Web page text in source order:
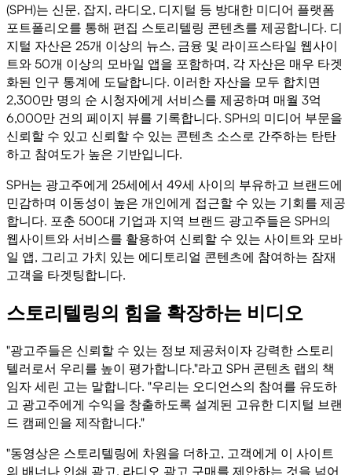
(SPH)는 신문, 잡지, 라디오, 디지털 등 방대한 미디어 플랫폼
포트폴리오를 통해 편집 스토리텔링 콘텐츠를 제공합니다. 디
지털 자산은 25개 이상의 뉴스, 금융 및 라이프스타일 웹사이
트와 50개 이상의 모바일 앱을 포함하며, 각 자산은 매우 타겟
화된 인구 통계에 도달합니다. 이러한 자산을 모두 합치면
2,300만 명의 순 시청자에게 서비스를 제공하며 매월 3억
6,000만 건의 페이지 뷰를 기록합니다. SPH의 미디어 부문을
신뢰할 수 있고 신뢰할 수 있는 콘텐츠 소스로 간주하는 탄탄
하고 참여도가 높은 기반입니다.
SPH는 광고주에게 25세에서 49세 사이의 부유하고 브랜드에
민감하며 이동성이 높은 개인에게 접근할 수 있는 기회를 제공
합니다. 포춘 500대 기업과 지역 브랜드 광고주들은 SPH의
웹사이트와 서비스를 활용하여 신뢰할 수 있는 사이트와 모바
일 앱, 그리고 가치 있는 에디토리얼 콘텐츠에 참여하는 잠재
고객을 타겟팅합니다.
스토리텔링의 힘을 확장하는 비디오
"광고주들은 신뢰할 수 있는 정보 제공처이자 강력한 스토리
텔러로서 우리를 높이 평가합니다."라고 SPH 콘텐츠 랩의 책
임자 세린 고는 말합니다. "우리는 오디언스의 참여를 유도하
고 광고주에게 수익을 창출하도록 설계된 고유한 디지털 브랜
드 캠페인을 제작합니다."
"동영상은 스토리텔링에 차원을 더하고, 고객에게 이 사이트
의 배너나 인쇄 광고, 라디오 광고 구매를 제안하는 것을 넘어